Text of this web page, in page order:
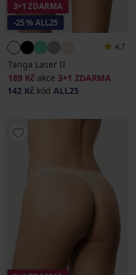
3+1 ZDARMA
-25 % ALL25
4,7
Tanga Laser II
189 Kč akce 3+1 ZDARMA
142 Kč kód ALL25